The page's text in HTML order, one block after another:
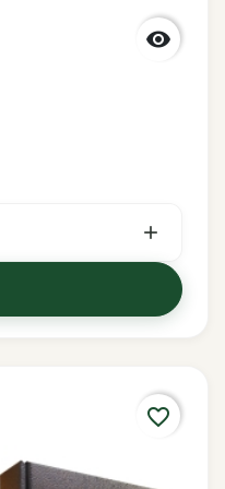


favorite_border